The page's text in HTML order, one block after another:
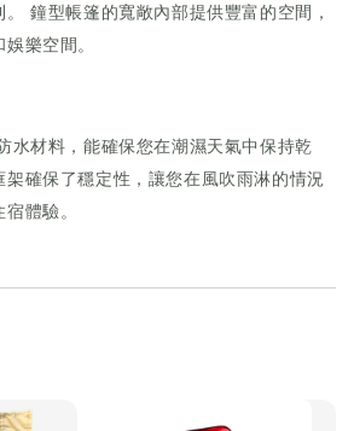
鐘型帳篷的寬敞內部提供豐富的空間，
樂空間。
水材料，能確保您在潮濕天氣中保持乾
確保了穩定性，讓您在風吹雨淋的情況
體驗。